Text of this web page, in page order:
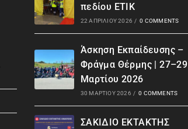
πεδίου ΕΤΙΚ
22 ΑΠΡΙΛΊΟΥ 2026 / 0 COMMENTS
Άσκηση Εκπαίδευσης –
Φράγμα Θέρμης | 27–29
Μαρτίου 2026
30 ΜΑΡΤΊΟΥ 2026 / 0 COMMENTS
ΣΑΚΙΔΙΟ ΕΚΤΑΚΤΗΣ